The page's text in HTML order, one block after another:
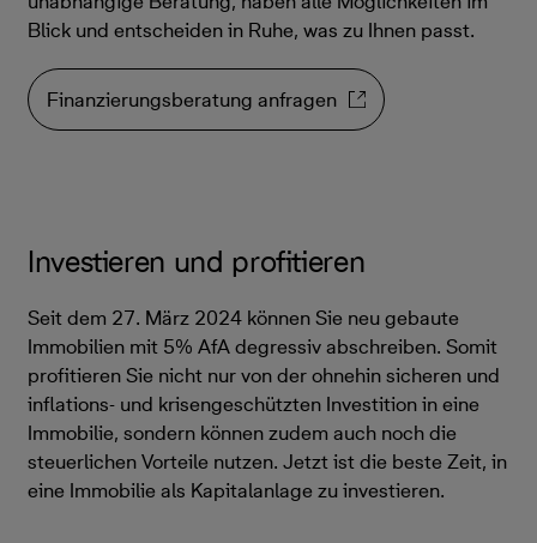
Blick und entscheiden in Ruhe, was zu Ihnen passt.
Finanzierungsberatung anfragen
Investieren und profitieren
Seit dem 27. März 2024 können Sie neu gebaute
Immobilien mit 5% AfA degressiv abschreiben. Somit
profitieren Sie nicht nur von der ohnehin sicheren und
inflations- und krisengeschützten Investition in eine
Immobilie, sondern können zudem auch noch die
steuerlichen Vorteile nutzen. Jetzt ist die beste Zeit, in
eine Immobilie als Kapitalanlage zu investieren.